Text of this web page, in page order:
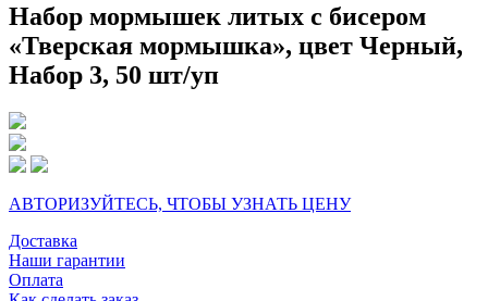
Набор мормышек литых с бисером
«Тверская мормышка», цвет Черный,
Набор 3, 50 шт/уп
АВТОРИЗУЙТЕСЬ, ЧТОБЫ УЗНАТЬ ЦЕНУ
Доставка
Наши гарантии
Оплата